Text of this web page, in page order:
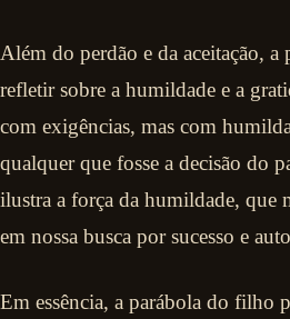
Além do perdão e da aceitação, a
refletir sobre a humildade e a
com exigências, mas com
qualquer que fosse a decisão do
ilustra a força da humildade, que
em nossa busca por sucesso e
Em essência, a parábola do filho